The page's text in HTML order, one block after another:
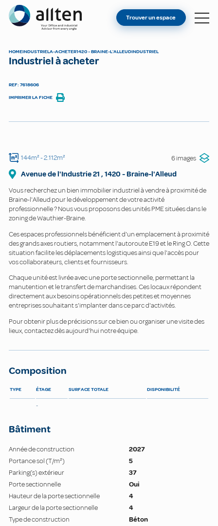
Allten
TROUVER UN ESPACE
CONTACT
Trouver un espace
HOMEINDUSTRIELA-ACHETER1420 - BRAINE-L'ALLEUDINDUSTRIEL
Industriel à acheter
REF: 7618606
IMPRIMER LA FICHE
144m²- 2.112m² 6 images
Avenue de l'Industrie21 , 1420 -Braine-l'Alleud
Vous recherchez un bien immobilier industriel à vendre à proximité de
Braine-l'Alleud pour le développement de votre activité
professionnelle ? Nous vous proposons des unités PME situées dans le
zoning de Wauthier-Braine.
Ces espaces professionnels bénéficient d'un emplacement à proximité
des grands axes routiers, notamment l'autoroute E19 et le Ring O. Cette
situation facilite les déplacements logistiques ainsi que l'accès pour
vos collaborateurs, clients et fournisseurs.
Chaque unité est livrée avec une porte sectionnelle, permettant la
manutention et le transfert de marchandises. Ces locaux répondent
directement aux besoins opérationnels des petites et moyennes
entreprises souhaitant s'implanter dans ce parc d'activités.
Pour obtenir plus de précisions sur ce bien ou organiser une visite des
lieux, contactez dès aujourd'hui notre équipe.
Composition
TYPE ÉTAGE SURFACE TOTALE DISPONIBILITÉ
-
Bâtiment
Année de construction
2027
Portance sol (T/m²)
5
Parking(s) extérieur
37
Porte sectionnelle
Oui
Hauteur de la porte sectionnelle
4
Largeur de la porte sectionnelle
4
Type de construction
Béton